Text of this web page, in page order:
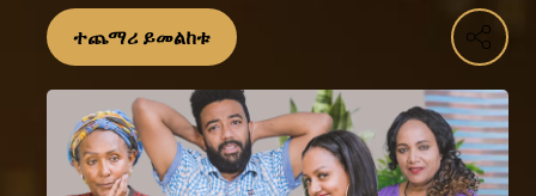
ተጨማሪ ይመልከቱ